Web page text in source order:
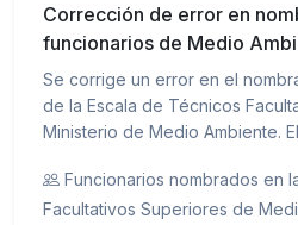
Corrección de error en
funcionarios de Medio
Se corrige un error en el
de la Escala de Técnicos
Ministerio de Medio Ambiente.
Funcionarios nombrados en
Facultativos Superiores de